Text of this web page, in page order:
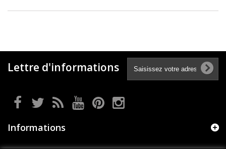
Lettre d'informations
Informations